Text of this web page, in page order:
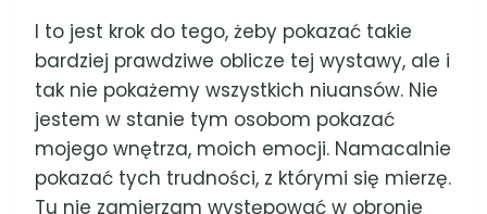
I to jest krok do tego, żeby pokazać takie
bardziej prawdziwe oblicze tej wystawy, ale i
tak nie pokażemy wszystkich niuansów. Nie
jestem w stanie tym osobom pokazać
mojego wnętrza, moich emocji. Namacalnie
pokazać tych trudności, z którymi się mierzę.
Tu nie zamierzam występować w obronie